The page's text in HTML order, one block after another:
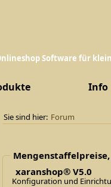
Software für
Info
Sie sind hier: Forum
xaranshop® V5.0
Konfiguration und